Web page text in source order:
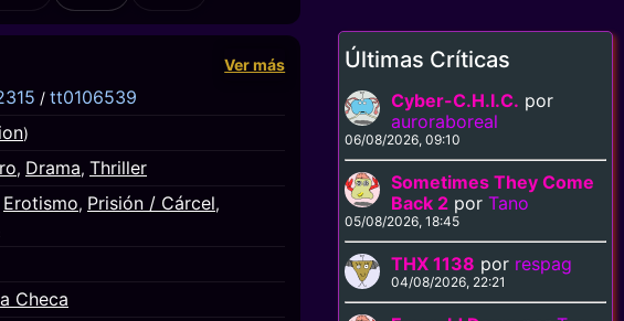
Ver más
/ tt0106539
)
, Drama, Thriller
Erotismo, Prisión / Cárcel,
Checa
Últimas Críticas
Cyber-C.H.I.C. por
auroraboreal
06/08/2026, 09:10
Sometimes They Come
Back 2 porTano
05/08/2026, 18:45
THX 1138 por respag
04/08/2026, 22:21